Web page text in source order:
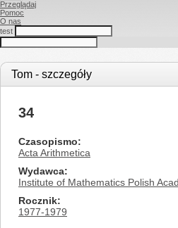
Przeglądaj
Pomoc
O nas
test
Tom - szczegóły
34
Czasopismo
Acta Arithmetica
Wydawca
Institute of Mathematics Polish
Rocznik
1977-1979